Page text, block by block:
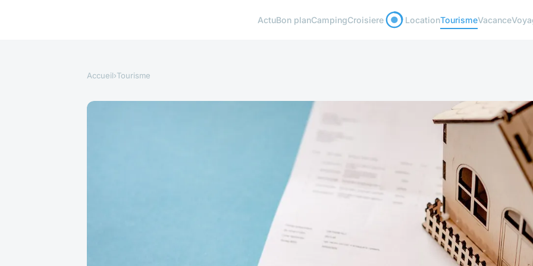
ActuBon planCampingCroisiere LocationTourismeVacance
Accueil›Tourisme